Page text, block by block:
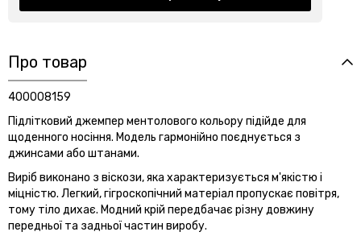
Про товар
400008159
Підлітковий джемпер ментолового кольору підійде для
щоденного носіння. Модель гармонійно поєднується з
джинсами або штанами.
Виріб виконано з віскози, яка характеризується м'якістю і
міцністю. Легкий, гігроскопічний матеріал пропускає повітря,
тому тіло дихає. Модний крій передбачає різну довжину
передньої та задньої частин виробу.